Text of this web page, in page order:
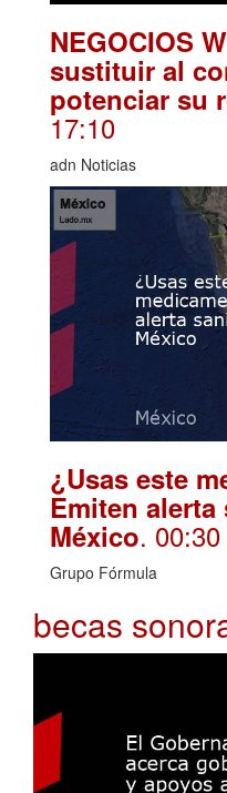
NEGOCIOS
sustituir al
potenciar su
17:10
adn Noticias
¿Usas este
Emiten alerta
México. 00:30
Grupo Fórmula
becas